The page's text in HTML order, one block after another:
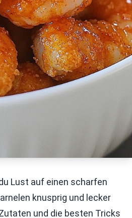
Lust auf einen scharfen
knusprig und lecker
und die besten Tricks